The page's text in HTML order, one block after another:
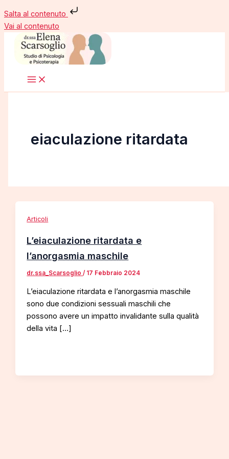
Salta al contenuto
Vai al contenuto
eiaculazione ritardata
Articoli
L’eiaculazione ritardata e
l’anorgasmia maschile
dr.ssa_Scarsoglio/ 17 Febbraio 2024
L’eiaculazione ritardata e l’anorgasmia maschile
sono due condizioni sessuali maschili che
possono avere un impatto invalidante sulla qualità
della vita […]